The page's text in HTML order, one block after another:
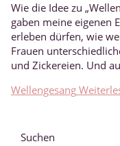
Wie die Idee zu
gaben meine eigenen
erleben dürfen, wie
Frauen
und Zickereien. Und
Wellengesang
Suchen